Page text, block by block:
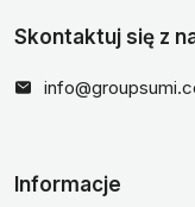
Skontaktuj się z
Informacje